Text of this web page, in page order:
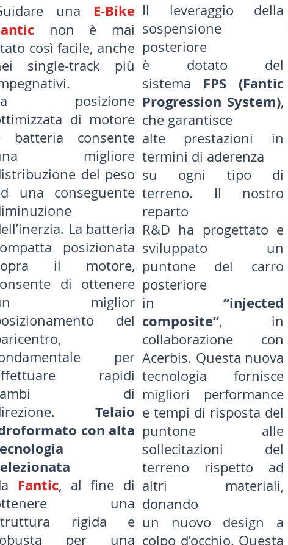
una E-Bike
non è mai
così facile, anche
single-track più
posizione
di motore
batteria consente
migliore
del peso
una conseguente
La batteria
posizionata
il motore,
di ottenere
miglior
del
per
rapidi
di
Telaio
con alta
Fantic, al fine di
una
rigida e
per una
Il leveraggio della
sospensione
posteriore
è dotato del
sistema FPS (Fantic
Progression System),
che garantisce
alte prestazioni in
termini di aderenza
su ogni tipo di
terreno. Il nostro
reparto
R&D ha progettato e
sviluppato un
puntone del carro
posteriore
in “injected
composite”, in
collaborazione con
Acerbis. Questa nuova
tecnologia fornisce
migliori performance
e tempi di risposta del
puntone alle
sollecitazioni del
terreno rispetto ad
altri materiali,
donando
un nuovo design a
colpo d’occhio. Questa